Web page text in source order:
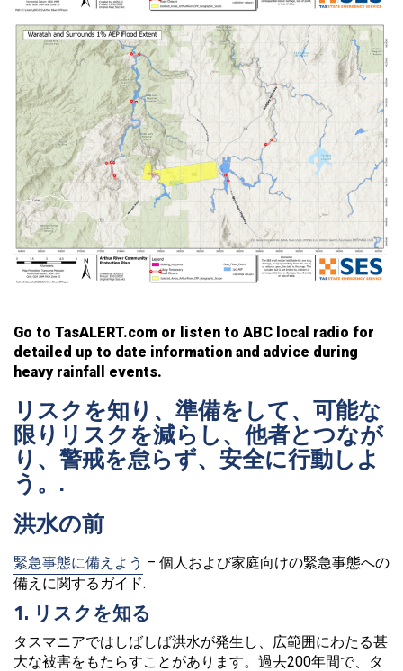
Go to TasALERT.com or listen to ABC local radio for
detailed up to date information and advice during
heavy rainfall events.
リスクを知り、準備をして、可能な
限りリスクを減らし、他者とつなが
り、警戒を怠らず、安全に行動しよ
う。.
洪水の前
緊急事態に備えよう – 個人および家庭向けの緊急事態への
備えに関するガイド.
1. リスクを知る
タスマニアではしばしば洪水が発生し、広範囲にわたる甚
大な被害をもたらすことがあります。過去200年間で、タ